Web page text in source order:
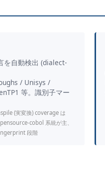
を自動検出 (dialect-
/ Unisys /
等。識別子マー
(実変換) coverage は
cobol 系統が主、
段階